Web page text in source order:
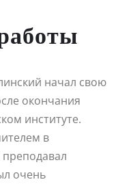
начал свою
окончания
институте.
в
преподавал
очень